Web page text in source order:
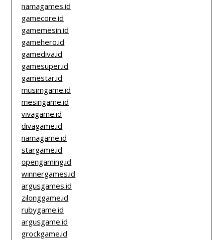
namagames.id
gamecore.id
gamemesin.id
gamehero.id
gamediva.id
gamesuper.id
gamestar.id
musimgame.id
mesingame.id
vivagame.id
divagame.id
namagame.id
stargame.id
opengaming.id
winnergames.id
argusgames.id
zilonggame.id
rubygame.id
argusgame.id
grockgame.id